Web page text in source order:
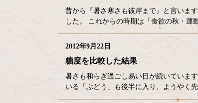
昔から『暑さ寒さも彼岸まで』と言いま
した。 これからの時期は「食欲の秋・
2012年9月22日
糖度を比較した結果
暑さも和らぎ過ごし易い日が続いていま
いる「ぶどう」も後半に入り、ようや